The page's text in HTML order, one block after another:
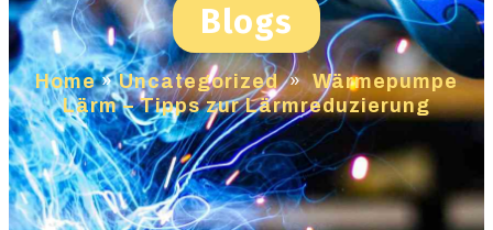
Blogs
Home»Uncategorized » Wärmepumpe
Lärm – Tipps zur Lärmreduzierung